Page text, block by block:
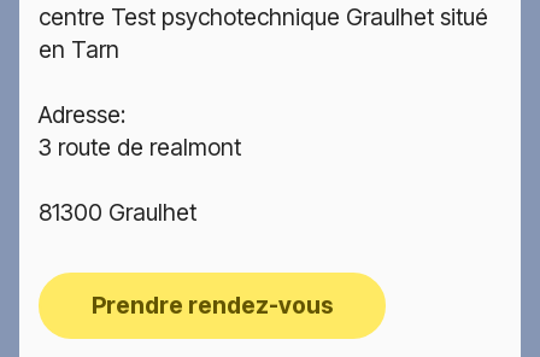
centre Test psychotechnique Graulhet situé
en Tarn
Adresse:
3 route de realmont
81300 Graulhet
Prendre rendez-vous